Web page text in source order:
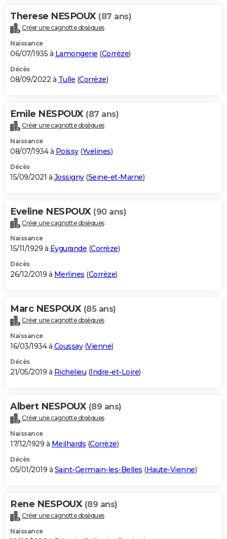
Therese NESPOUX (87 ans)
Créer une cagnotte obsèques
Naissance
06/07/1935 à Lamongerie (Corrèze)
Décès
08/09/2022 à Tulle (Corrèze)
Emile NESPOUX (87 ans)
Créer une cagnotte obsèques
Naissance
08/07/1934 à Poissy(Yvelines)
Décès
15/09/2021 à Jossigny(Seine-et-Marne)
Eveline NESPOUX (90 ans)
Créer une cagnotte obsèques
Naissance
15/11/1929 à Eygurande (Corrèze)
Décès
26/12/2019 à Merlines (Corrèze)
Marc NESPOUX (85 ans)
Créer une cagnotte obsèques
Naissance
16/03/1934 à Coussay(Vienne)
Décès
21/05/2019 à Richelieu (Indre-et-Loire)
Albert NESPOUX (89 ans)
Créer une cagnotte obsèques
Naissance
17/12/1929 à Meilhards (Corrèze)
Décès
05/01/2019 à Saint-Germain-les-Belles (Haute-Vienne)
Rene NESPOUX (89 ans)
Créer une cagnotte obsèques
Naissance